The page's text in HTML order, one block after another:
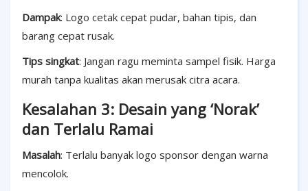
Dampak: Logo cetak cepat pudar, bahan tipis, dan
barang cepat rusak.
Tips singkat: Jangan ragu meminta sampel fisik. Harga
murah tanpa kualitas akan merusak citra acara.
Kesalahan 3: Desain yang ‘Norak’
dan Terlalu Ramai
Masalah: Terlalu banyak logo sponsor dengan warna
mencolok.